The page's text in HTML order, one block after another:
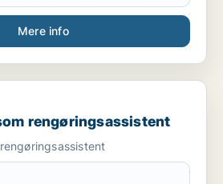
Mere info
rengøringsassistent